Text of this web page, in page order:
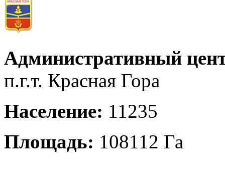
Административный
п.г.т. Красная Гора
Население: 11235
Площадь: 108112 Га